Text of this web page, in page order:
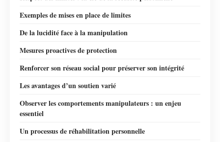
Exemples de mises en place de limites
De la lucidité face à la manipulation
Mesures proactives de protection
Renforcer son réseau social pour préserver son intégrité
Les avantages d’un soutien varié
Observer les comportements manipulateurs : un enjeu
essentiel
Un processus de réhabilitation personnelle